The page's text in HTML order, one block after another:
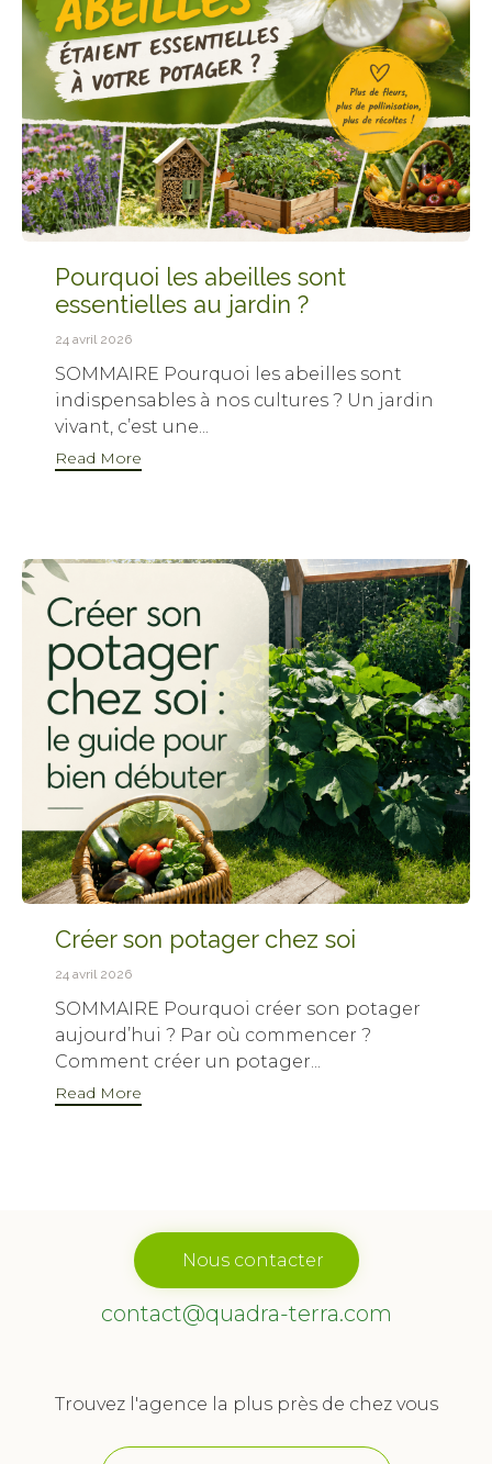
Pourquoi les abeilles sont
essentielles au jardin ?
24 avril 2026
SOMMAIRE Pourquoi les abeilles sont
indispensables à nos cultures ? Un jardin
vivant, c’est une...
Read More
Créer son potager chez soi
24 avril 2026
SOMMAIRE Pourquoi créer son potager
aujourd’hui ? Par où commencer ?
Comment créer un potager...
Read More
Nous contacter
contact@quadra-terra.com
Trouvez l'agence la plus près de chez vous